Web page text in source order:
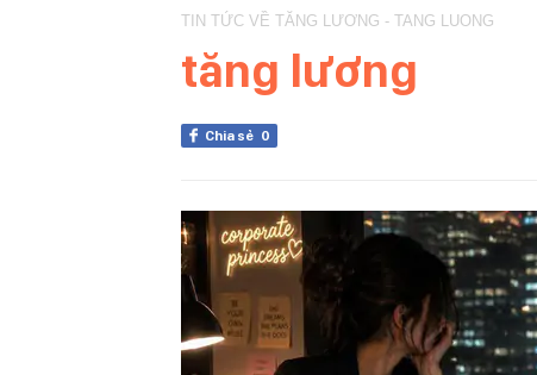
TIN TỨC VỀ TĂNG LƯƠNG - TANG LUONG
tăng lương
Chia sẻ 0